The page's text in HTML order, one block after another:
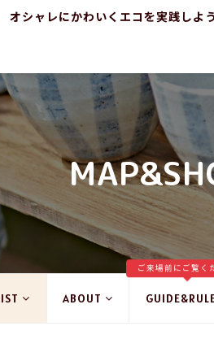
オシャレにかわいくエコを実践しよう
ABOUT
ご来場前にご覧く